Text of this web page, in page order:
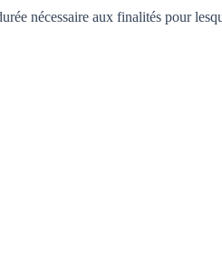
nécessaire aux finalités pour